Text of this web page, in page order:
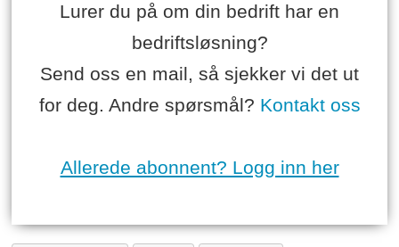
Lurer du på om din bedrift har en
bedriftsløsning?
Send oss en mail, så sjekker vi det ut
for deg. Andre spørsmål? Kontakt oss
Allerede abonnent? Logg inn her